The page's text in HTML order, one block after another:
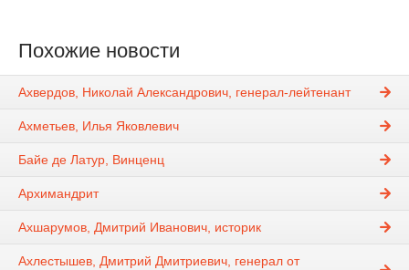
Похожие новости
Ахвердов, Николай Александрович, генерал-лейтенант
Ахметьев, Илья Яковлевич
Байе де Латур, Винценц
Архимандрит
Ахшарумов, Дмитрий Иванович, историк
Ахлестышев, Дмитрий Дмитриевич, генерал от